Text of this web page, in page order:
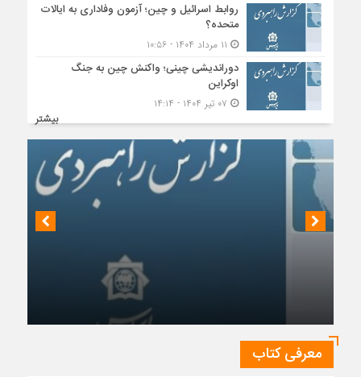
روابط اسرائیل و چین؛ آزمون وفاداری به ایالات
متحده؟
دوراندیشی چینی؛ واکنش چین به جنگ
اوکراین
بیشتر
چشم‌انداز روابط ایران و روسیه در جهان پساکرونا
معرفی کتاب